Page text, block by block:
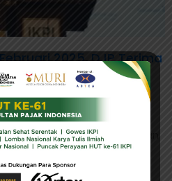
2025, DJP Terima
Tahunan
Pajak (DJP) Kementerian
telah menerima 4,75
Tahunan Pajak Penghasilan